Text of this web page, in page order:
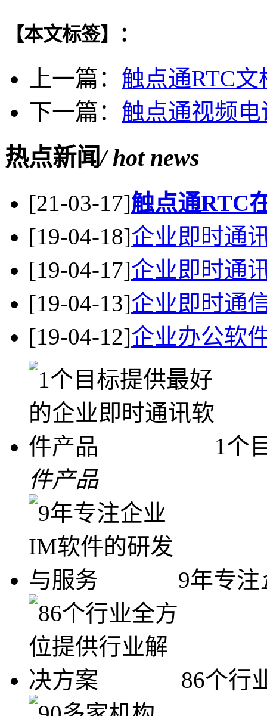
【本文标签】：
上一篇： 触点通RTC
下一篇： 触点通视频电
热点新闻/ hot news
[21-03-17]触点通RTC
[19-04-18]企业即时通
[19-04-17]企业即时通
[19-04-13]企业即时通
[19-04-12]企业办公软
1个
件产品
9年专注
86个行